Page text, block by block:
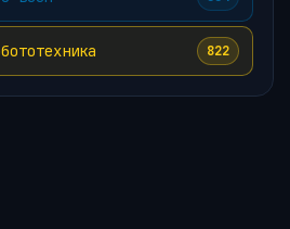
822